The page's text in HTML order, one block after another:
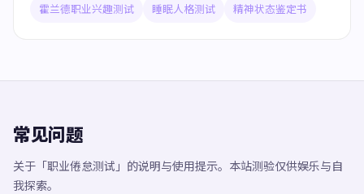
霍兰德职业兴趣测试 睡眠人格测试 精神状态鉴定书
常见问题
关于「职业倦怠测试」的说明与使用提示。本站测验仅供娱乐与自
我探索。